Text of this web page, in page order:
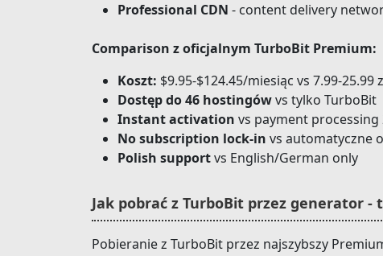
Professional CDN - content delivery
Comparison z oficjalnym TurboBit Premium:
Koszt: $9.95-$124.45/miesiąc vs 7.99-25.99
Dostęp do 46 hostingówvs tylko TurboBit
Instant activation vs payment processing
No subscription lock-in vs automatyczne
Polish supportvs English/German only
Jak pobrać z TurboBit przez generator
Pobieranie z TurboBit przez najszybszy